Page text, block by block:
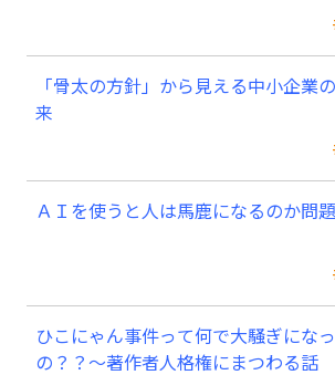
業経営者が今、見直すべき採用・業
「骨太の方針」から見える中小企業
来
ＡＩを使うと人は馬鹿になるのか問題
ひこにゃん事件って何で大騒ぎにな
の？？～著作者人格権にまつわる話